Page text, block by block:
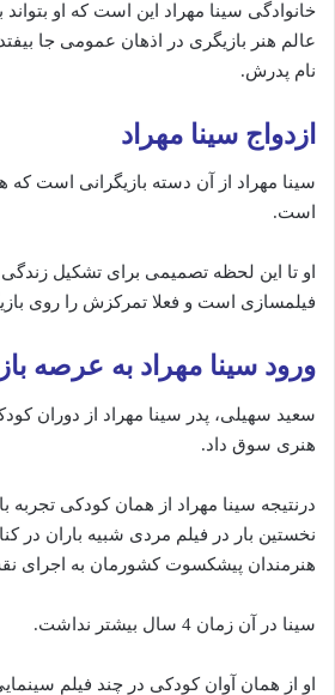
خانوادگی سینا مهراد این است که او بتواند
عالم هنر بازیگری در اذهان عمومی جا
نام پدرش.
ازدواج سینا مهراد
سینا مهراد از آن دسته بازیگرانی است که
است.
او تا این لحظه تصمیمی برای تشکیل
فیلمسازی است و فعلا تمرکزش را روی
ورود سینا مهراد به عرصه
سعید سهیلی، پدر سینا مهراد از دوران
هنری سوق داد.
درنتیجه سینا مهراد از همان کودکی تجربه
نخستین بار در فیلم مردی شبیه باران در
هنرمندان پیشکسوت کشورمان به اجرای
سینا در آن زمان 4 سال بیشتر نداشت.
او از همان آوان کودکی در چند فیلم